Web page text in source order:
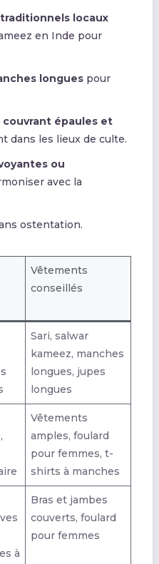
locaux
en Inde pour
longuespour
épaules et
dans les lieux de culte.
ou
avec la
ostentation.
Vêtements
conseillés
Sari, salwar
kameez, manches
longues, jupes
longues
Vêtements
amples, foulard
pour femmes, t-
shirts à manches
à
Bras et jambes
couverts, foulard
pour femmes